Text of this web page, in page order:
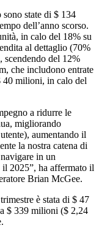
state di $ 134
dell’anno scorso.
in calo del 18% su
al dettaglio (70%
scendendo del 12%
che includono entrate
40 milioni, in calo del
a ridurre le
migliorando
aumentando il
la nostra catena di
in un
2025”, ha affermato il
Brian McGee.
è stata di $ 47
$ 339 milioni ($ 2,24